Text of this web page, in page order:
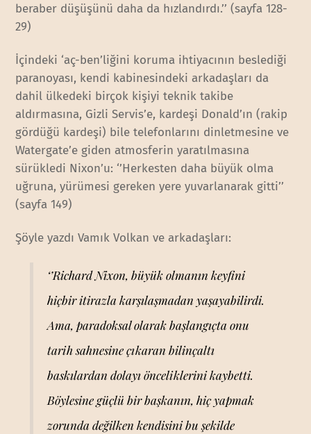
beraber düşüşünü daha da hızlandırdı.’’ (sayfa 128-
29)
İçindeki ‘aç-ben’liğini koruma ihtiyacının beslediği
paranoyası, kendi kabinesindeki arkadaşları da
dahil ülkedeki birçok kişiyi teknik takibe
aldırmasına, Gizli Servis’e, kardeşi Donald’ın (rakip
gördüğü kardeşi) bile telefonlarını dinletmesine ve
Watergate’e giden atmosferin yaratılmasına
sürükledi Nixon’u: ‘’Herkesten daha büyük olma
uğruna, yürümesi gereken yere yuvarlanarak gitti’’
(sayfa 149)
Şöyle yazdı Vamık Volkan ve arkadaşları:
‘’Richard Nixon, büyük olmanın keyfini
hiçbir itirazla karşılaşmadan yaşayabilirdi.
Ama, paradoksal olarak başlangıçta onu
tarih sahnesine çıkaran bilinçaltı
baskılardan dolayı önceliklerini kaybetti.
Böylesine güçlü bir başkanın, hiç yapmak
zorunda değilken kendisini bu şekilde